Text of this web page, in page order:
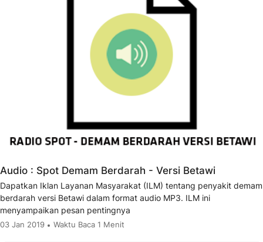
Audio : Spot Demam Berdarah - Versi Betawi
Dapatkan Iklan Layanan Masyarakat (ILM) tentang penyakit demam
berdarah versi Betawi dalam format audio MP3. ILM ini
menyampaikan pesan pentingnya
03 Jan 2019 Waktu Baca 1 Menit